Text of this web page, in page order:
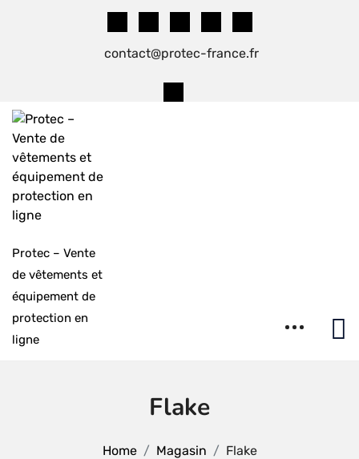
contact@protec-france.fr
Protec – Vente
de vêtements et
équipement de
protection en
ligne
Flake
Home Magasin Flake